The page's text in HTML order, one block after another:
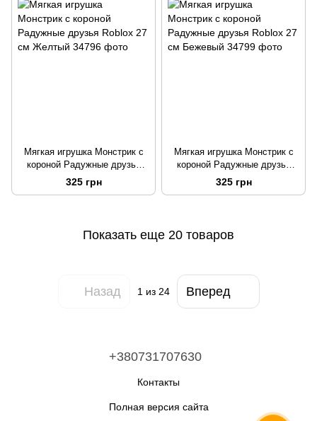
Мягкая игрушка Монстрик с
короной Радужные друзья
Roblox 27 см Желтый
325 грн
Мягкая игрушка Монстрик с
короной Радужные друзья
Roblox 27 см Бежевый
325 грн
Показать еще 20 товаров
Назад 1из 24 Вперед
+380731707630
Контакты
Полная версия сайта